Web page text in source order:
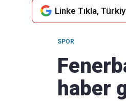
Linke Tıkla,
SPOR
haber